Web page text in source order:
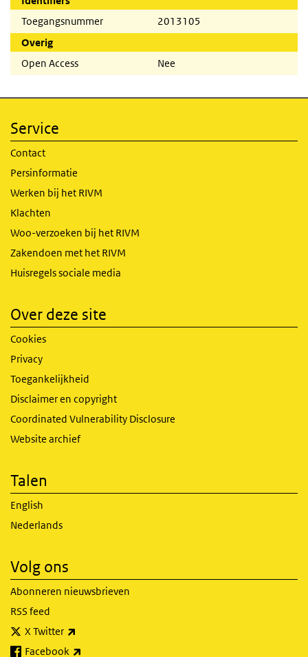
Toegangsnummer
2013105
Overig
Open Access
Nee
Service
Contact
Persinformatie
Werken bij het RIVM
Klachten
Woo-verzoeken bij het RIVM
Zakendoen met het RIVM
Huisregels sociale media
Over deze site
Cookies
Privacy
Toegankelijkheid
Disclaimer en copyright
Coordinated Vulnerability Disclosure
Website archief
Talen
English
Nederlands
Volg ons
Abonneren nieuwsbrieven
RSS feed
X Twitter
Facebook